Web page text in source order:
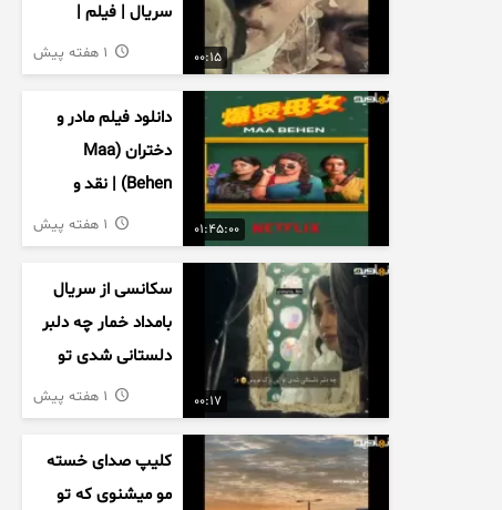
00:15
سریال | فیلم |
نمایش خانگی |
محبوبه | سینمایی
01:45:00
دانلود فیلم مادر و
دختران (Maa
Behen) | نقد و
بررسی درام خانوادگی
هندی
00:17
سکانسی از سریال
بامداد خمار چه دلبر
دلستانی شدی تو
این بزک عروس..
کلیپ صدای خسته
مو میشنوی که تو